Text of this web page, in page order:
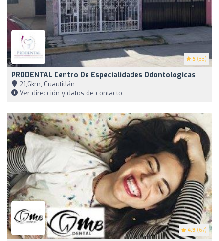
5 (33)
PRODENTAL Centro De Especialidades Odontológicas
21,6km, Cuautitlán
Ver dirección y datos de contacto
4.9 (67)